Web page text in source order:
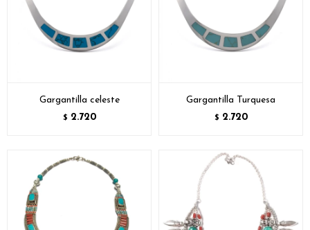
Gargantilla celeste
$ 2.720
Gargantilla Turquesa
$ 2.720